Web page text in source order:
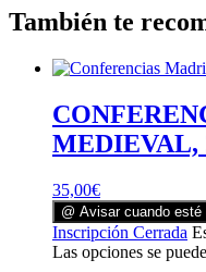
También te
MEDIEVAL,
35,00€
@ Avisar cuando esté
Inscripción Cerrada
Las opciones se